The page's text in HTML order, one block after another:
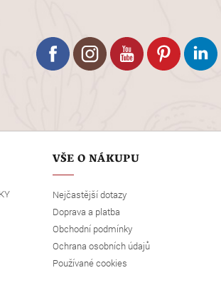
VŠE O NÁKUPU
Nejčastější dotazy
Doprava a platba
Obchodní podmínky
Ochrana osobních údajů
Používané cookies